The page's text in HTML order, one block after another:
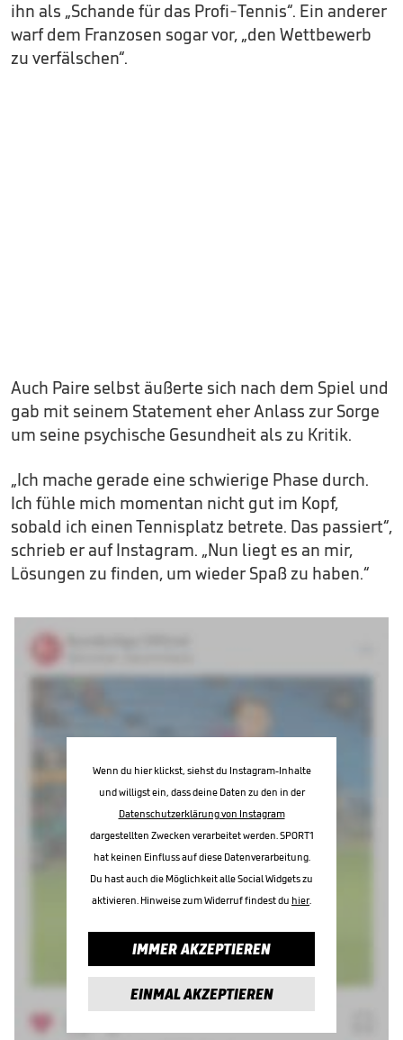
ihn als „Schande für das Profi-Tennis“. Ein anderer
warf dem Franzosen sogar vor, „den Wettbewerb
zu verfälschen“.
Auch Paire selbst äußerte sich nach dem Spiel und
gab mit seinem Statement eher Anlass zur Sorge
um seine psychische Gesundheit als zu Kritik.
„Ich mache gerade eine schwierige Phase durch.
Ich fühle mich momentan nicht gut im Kopf,
sobald ich einen Tennisplatz betrete. Das passiert“,
schrieb er auf Instagram. „Nun liegt es an mir,
Lösungen zu finden, um wieder Spaß zu haben.“
Wenn du hier klickst, siehst du Instagram-Inhalte
und willigst ein, dass deine Daten zu den in der
Datenschutzerklärung von Instagram
dargestellten Zwecken verarbeitet werden. SPORT1
hat keinen Einfluss auf diese Datenverarbeitung.
Du hast auch die Möglichkeit alle Social Widgets zu
aktivieren. Hinweise zum Widerruf findest du hier.
IMMER AKZEPTIEREN
EINMAL AKZEPTIEREN